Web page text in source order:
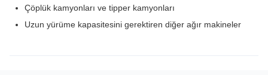
Çöplük kamyonları ve tipper kamyonları
Uzun yürüme kapasitesini gerektiren diğer ağır makineler